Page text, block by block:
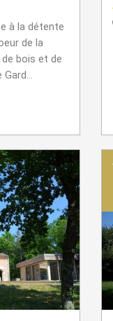
à la détente
de la
bois et de